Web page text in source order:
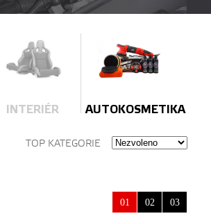
INTERIÉR AUTOKOSMETIKA
TOP KATEGORIE
01 02 03